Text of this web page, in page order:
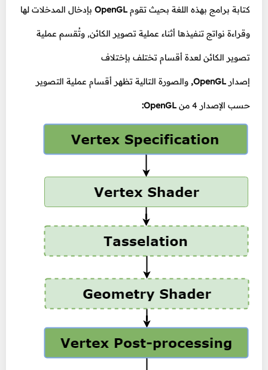
كتابة برامج بهذه اللغة بحيث تقوم OpenGL بإدخال المدخلات لها
وقراءة نواتج تنفيذها أثناء عملية تصوير الكائن, وتُقسم عملية
تصوير الكائن لعدة أقسام تختلف بإختلاف
إصدار OpenGL, والصورة التالية تظهر أقسام عملية التصوير
حسب الإصدار 4 من OpenGL: